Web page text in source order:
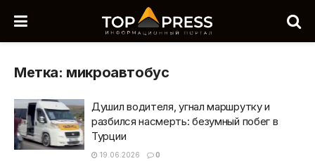
Метка: микроавтобус
Душил водителя, угнал маршрутку и
разбился насмерть: безумный побег в
Турции
19.06.2026 0